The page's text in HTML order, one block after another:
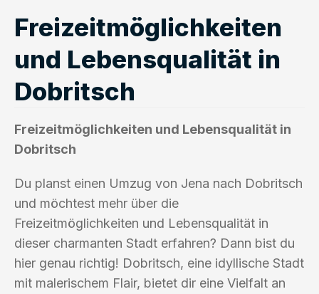
Freizeitmöglichkeiten
und Lebensqualität in
Dobritsch
Freizeitmöglichkeiten und Lebensqualität in
Dobritsch
Du planst einen Umzug von Jena nach Dobritsch
und möchtest mehr über die
Freizeitmöglichkeiten und Lebensqualität in
dieser charmanten Stadt erfahren? Dann bist du
hier genau richtig! Dobritsch, eine idyllische Stadt
mit malerischem Flair, bietet dir eine Vielfalt an